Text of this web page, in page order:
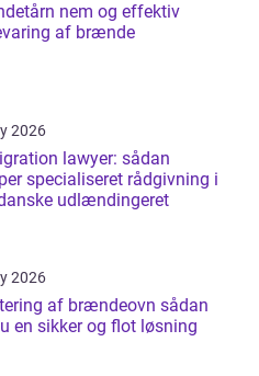
nem og effektiv
af brænde
2026
lawyer: sådan
specialiseret rådgivning i
udlændingeret
2026
af brændeovn sådan
en sikker og flot løsning